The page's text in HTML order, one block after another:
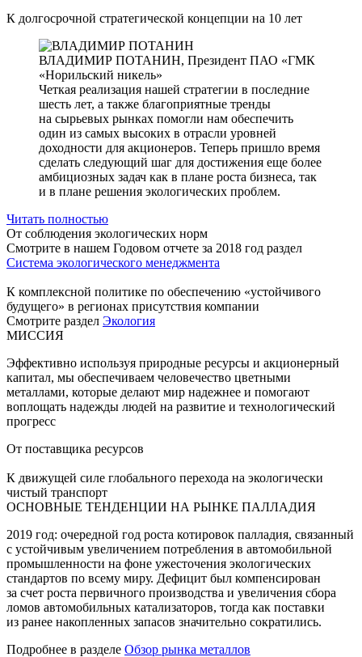
К долгосрочной стратегической концепции на 10 лет
ВЛАДИМИР ПОТАНИН, Президент ПАО «ГМК
«Норильский никель»
Четкая реализация нашей стратегии в последние
шесть лет, а также благоприятные тренды
на сырьевых рынках помогли нам обеспечить
один из самых высоких в отрасли уровней
доходности для акционеров. Теперь пришло время
сделать следующий шаг для достижения еще более
амбициозных задач как в плане роста бизнеса, так
и в плане решения экологических проблем.
Читать полностью
От соблюдения экологических норм
Смотрите в нашем Годовом отчете за 2018 год раздел
Система экологического менеджмента
К комплексной политике по обеспечению «устойчивого
будущего» в регионах присутствия компании
Смотрите раздел Экология
МИССИЯ
Эффективно используя природные ресурсы и акционерный
капитал, мы обеспечиваем человечество цветными
металлами, которые делают мир надежнее и помогают
воплощать надежды людей на развитие и технологический
прогресс
От поставщика ресурсов
К движущей силе глобального перехода на экологически
чистый транспорт
ОСНОВНЫЕ ТЕНДЕНЦИИ НА РЫНКЕ ПАЛЛАДИЯ
2019 год: очередной год роста котировок палладия, связанный
с устойчивым увеличением потребления в автомобильной
промышленности на фоне ужесточения экологических
стандартов по всему миру. Дефицит был компенсирован
за счет роста первичного производства и увеличения сбора
ломов автомобильных катализаторов, тогда как поставки
из ранее накопленных запасов значительно сократились.
Подробнее в разделе Обзор рынка металлов